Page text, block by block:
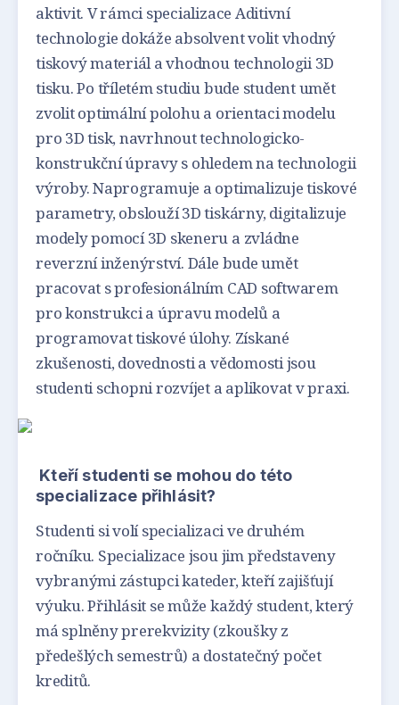
aktivit. V rámci specializace Aditivní
technologie dokáže absolvent volit vhodný
tiskový materiál a vhodnou technologii 3D
tisku. Po tříletém studiu bude student umět
zvolit optimální polohu a orientaci modelu
pro 3D tisk, navrhnout technologicko-
konstrukční úpravy s ohledem na technologii
výroby. Naprogramuje a optimalizuje tiskové
parametry, obslouží 3D tiskárny, digitalizuje
modely pomocí 3D skeneru a zvládne
reverzní inženýrství. Dále bude umět
pracovat s profesionálním CAD softwarem
pro konstrukci a úpravu modelů a
programovat tiskové úlohy. Získané
zkušenosti, dovednosti a vědomosti jsou
studenti schopni rozvíjet a aplikovat v praxi.
Kteří studenti se mohou do této
specializace přihlásit?
Studenti si volí specializaci ve druhém
ročníku. Specializace jsou jim představeny
vybranými zástupci kateder, kteří zajišťují
výuku. Přihlásit se může každý student, který
má splněny prerekvizity (zkoušky z
předešlých semestrů) a dostatečný počet
kreditů.